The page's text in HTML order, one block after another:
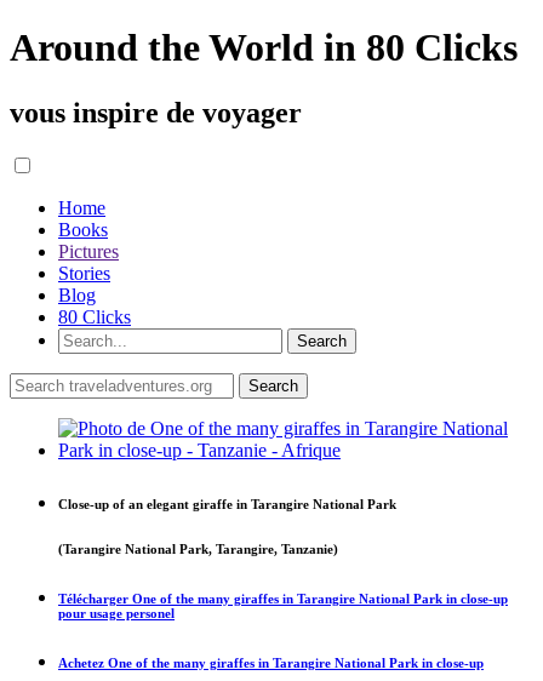
Around the World in 80 Clicks
vous inspire de voyager
Home
Books
Pictures
Stories
Blog
80 Clicks
Close-up of an elegant giraffe in Tarangire National Park
(Tarangire National Park, Tarangire, Tanzanie)
Télécharger One of the many giraffes in Tarangire National Park in close-up
pour usage personel
Achetez One of the many giraffes in Tarangire National Park in close-up